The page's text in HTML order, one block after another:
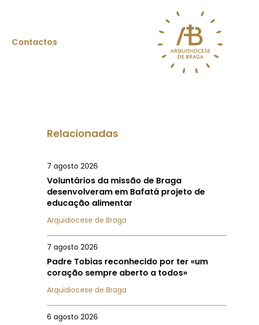
Contactos
Relacionadas
7 agosto 2026
Voluntários da missão de Braga
desenvolveram em Bafatá projeto de
educação alimentar
Arquidiocese de Braga
7 agosto 2026
Padre Tobias reconhecido por ter «um
coração sempre aberto a todos»
Arquidiocese de Braga
6 agosto 2026